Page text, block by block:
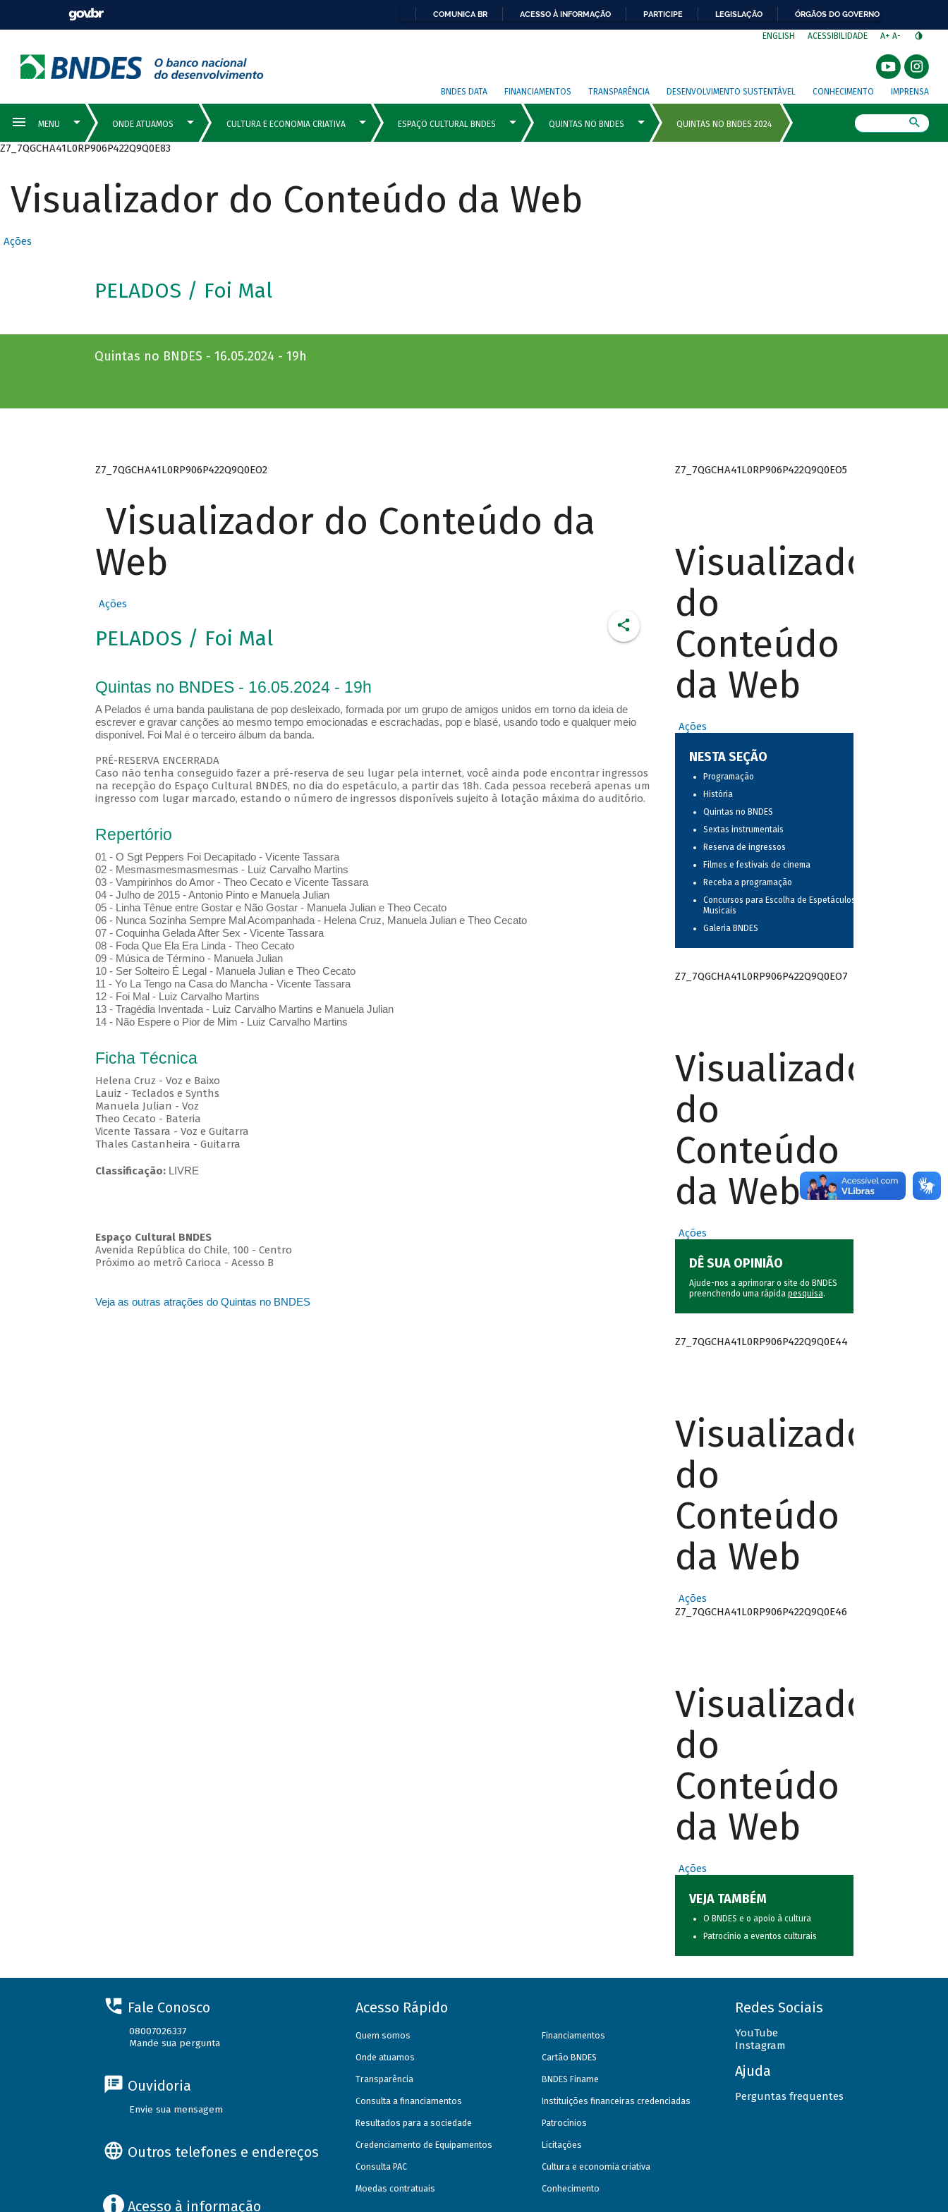
COMUNICA BR ACESSO À INFORMAÇÃO PARTICIPE LEGISLAÇÃO ÓRGÃOS DO GOVERNO
ENGLISH ACESSIBILIDADE A+ A-
BNDES DATA FINANCIAMENTOS TRANSPARÊNCIA DESENVOLVIMENTO SUSTENTÁVEL CONHECIMENTO IMPRENSA
Z7_7QGCHA41L0RP906P422Q9Q0E83
Visualizador do Conteúdo da Web
Ações
PELADOS / Foi Mal
Quintas no BNDES - 16.05.2024 - 19h
Z7_7QGCHA41L0RP906P422Q9Q0EO2
Visualizador do Conteúdo da
Web
Ações
PELADOS / Foi Mal
Quintas no BNDES - 16.05.2024 - 19h
A Pelados é uma banda paulistana de pop desleixado, formada por um grupo de amigos unidos em torno da ideia de
escrever e gravar canções ao mesmo tempo emocionadas e escrachadas, pop e blasé, usando todo e qualquer meio
disponível. Foi Mal é o terceiro álbum da banda.
PRÉ-RESERVA ENCERRADA
Caso não tenha conseguido fazer a pré-reserva de seu lugar pela internet, você ainda pode encontrar ingressos
na recepção do Espaço Cultural BNDES, no dia do espetáculo, a partir das 18h. Cada pessoa receberá apenas um
ingresso com lugar marcado, estando o número de ingressos disponíveis sujeito à lotação máxima do auditório.
Repertório
01 - O Sgt Peppers Foi Decapitado - Vicente Tassara
02 - Mesmasmesmasmesmas - Luiz Carvalho Martins
03 - Vampirinhos do Amor - Theo Cecato e Vicente Tassara
04 - Julho de 2015 - Antonio Pinto e Manuela Julian
05 - Linha Tênue entre Gostar e Não Gostar - Manuela Julian e Theo Cecato
06 - Nunca Sozinha Sempre Mal Acompanhada - Helena Cruz, Manuela Julian e Theo Cecato
07 - Coquinha Gelada After Sex - Vicente Tassara
08 - Foda Que Ela Era Linda - Theo Cecato
09 - Música de Término - Manuela Julian
10 - Ser Solteiro É Legal - Manuela Julian e Theo Cecato
11 - Yo La Tengo na Casa do Mancha - Vicente Tassara
12 - Foi Mal - Luiz Carvalho Martins
13 - Tragédia Inventada - Luiz Carvalho Martins e Manuela Julian
14 - Não Espere o Pior de Mim - Luiz Carvalho Martins
Ficha Técnica
Helena Cruz - Voz e Baixo
Lauiz - Teclados e Synths
Manuela Julian - Voz
Theo Cecato - Bateria
Vicente Tassara - Voz e Guitarra
Thales Castanheira - Guitarra
Classificação: LIVRE
Espaço Cultural BNDES
Avenida República do Chile, 100 - Centro
Próximo ao metrô Carioca - Acesso B
Veja as outras atrações do Quintas no BNDES
Z7_7QGCHA41L0RP906P422Q9Q0EO5
Visualizador
do
Conteúdo
da Web
Ações
NESTA SEÇÃO
Programação
História
Quintas no BNDES
Sextas instrumentais
Reserva de ingressos
Filmes e festivais de cinema
Receba a programação
Concursos para Escolha de Espetáculos
Musicais
Galeria BNDES
Z7_7QGCHA41L0RP906P422Q9Q0EO7
Visualizador
do
Conteúdo
da Web
Ações
DÊ SUA OPINIÃO
Ajude-nos a aprimorar o site do BNDES
preenchendo uma rápida pesquisa.
Z7_7QGCHA41L0RP906P422Q9Q0E44
Visualizador
do
Conteúdo
da Web
Ações
Z7_7QGCHA41L0RP906P422Q9Q0E46
Visualizador
do
Conteúdo
da Web
Ações
VEJA TAMBÉM
O BNDES e o apoio à cultura
Patrocínio a eventos culturais
Fale Conosco
08007026337
Mande sua pergunta
Ouvidoria
Envie sua mensagem
Outros telefones e endereços
Acesso à informação
Acesso Rápido
Quem somos
Onde atuamos
Transparência
Consulta a financiamentos
Resultados para a sociedade
Credenciamento de Equipamentos
Consulta PAC
Moedas contratuais
Financiamentos
Cartão BNDES
BNDES Finame
Instituições financeiras credenciadas
Patrocínios
Licitações
Cultura e economia criativa
Conhecimento
Redes Sociais
YouTube
Instagram
Ajuda
Perguntas frequentes